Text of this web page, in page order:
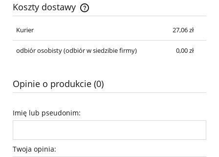
Koszty dostawy
Cena nie zawiera ewentualnych kosztów płatności
Kurier
27,06 zł
odbiór osobisty(odbiór w siedzibie firmy) 0,00 zł
Opinie o produkcie (0)
Imię lub pseudonim:
Twoja opinia: